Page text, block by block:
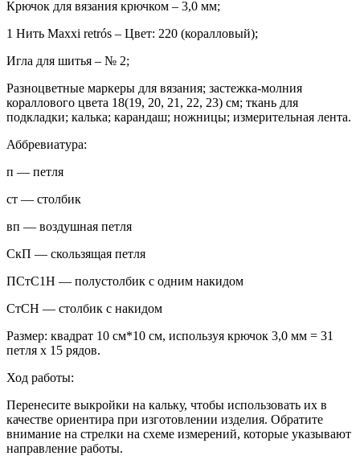
Крючок для вязания крючком – 3,0 мм;
1 Нить Maxxi retrós – Цвет: 220 (коралловый);
Игла для шитья – № 2;
Разноцветные маркеры для вязания; застежка-молния
кораллового цвета 18(19, 20, 21, 22, 23) см; ткань для
подкладки; калька; карандаш; ножницы; измерительная лента.
Аббревиатура:
п — петля
ст — столбик
вп — воздушная петля
СкП — скользящая петля
ПСтС1Н — полустолбик с одним накидом
СтСН — столбик с накидом
Размер: квадрат 10 см*10 см, используя крючок 3,0 мм = 31
петля х 15 рядов.
Ход работы:
Перенесите выкройки на кальку, чтобы использовать их в
качестве ориентира при изготовлении изделия. Обратите
внимание на стрелки на схеме измерений, которые указывают
направление работы.